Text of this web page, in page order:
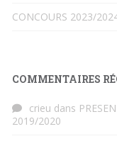
CONCOURS 2023/
COMMENTAIRES
crieu dans
2019/2020